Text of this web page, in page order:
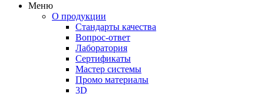
Меню
О продукции
Стандарты качества
Вопрос-ответ
Лаборатория
Сертификаты
Мастер системы
Промо материалы
3D